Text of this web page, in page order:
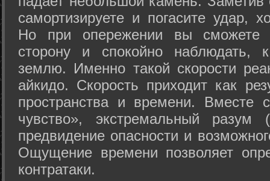
самортизируете и погасите удар,
Но при опережении вы сможете
сторону и спокойно наблюдать,
землю. Именно такой скорости
айкидо. Скорость приходит как
пространства и времени. Вместе
чувство», экстремальный разум
предвидение опасности и
Ощущение времени позволяет
контратаки.